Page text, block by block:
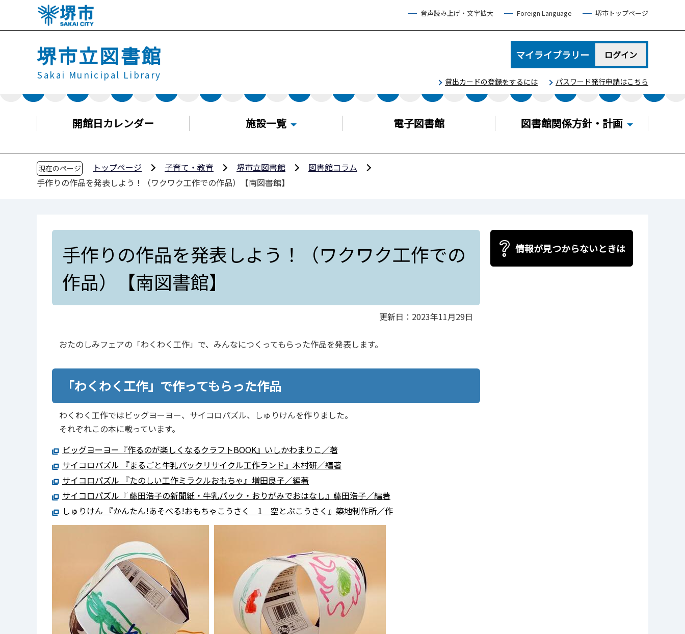
ペ
音声読み上げ・文字拡大 Foreign Language 堺市トップページ
堺市立図書館
Sakai Municipal Library
マイライブラリー ログイン
貸出カードの登録をするには パスワード発行申請はこちら
開館日カレンダー 施設一覧 電子図書館 図書館関係方針・計画
現在のページ トップページ 子育て・教育 堺市立図書館
図書館コラム
手作りの作品を発表しよう！（ワクワク工作での作品）【南図書館】
手作りの作品を発表しよう！（ワクワク工作での
作品）【南図書館】
更新日：2023年11月29日
おたのしみフェアの「わくわく工作」で、みんなにつくってもらった作品を発表します。
「わくわく工作」で作ってもらった作品
わくわく工作ではビッグヨーヨー、サイコロパズル、しゅりけんを作りました。
それぞれこの本に載っています。
ビッグヨーヨー『作るのが楽しくなるクラフトBOOK』いしかわまりこ／著
サイコロパズル 『まるごと牛乳パックリサイクル工作ランド』木村研／編著
サイコロパズル 『たのしい工作ミラクルおもちゃ』増田良子／編著
サイコロパズル『 藤田浩子の新聞紙・牛乳パック・おりがみでおはなし』藤田浩子／編著
しゅりけん 『かんたん!あそべる!おもちゃこうさく 1 空とぶこうさく』築地制作所／作
情報が見つからないときは